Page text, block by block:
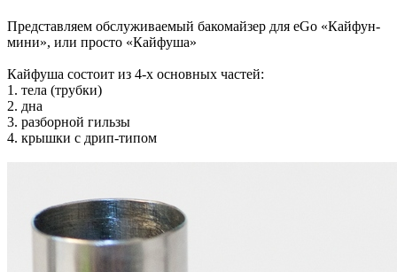
Представляем обслуживаемый бакомайзер для eGo «Кайфун-
мини», или просто «Кайфуша»
Кайфуша состоит из 4-х основных частей:
1. тела (трубки)
2. дна
3. разборной гильзы
4. крышки с дрип-типом